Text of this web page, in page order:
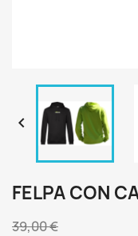

FELPA CON
39,00 €